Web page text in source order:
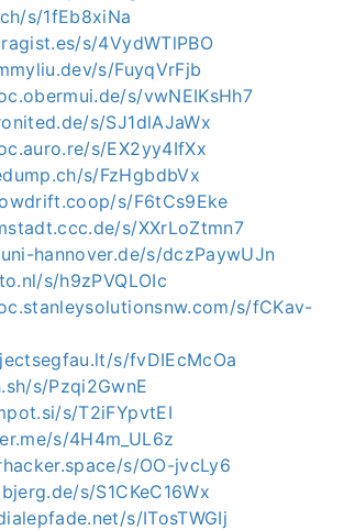
s/1fEb8xiNa
s/4VydWTlPBO
s/FuyqVrFjb
s/vwNEIKsHh7
s/SJ1dlAJaWx
s/EX2yy4IfXx
s/FzHgbdbVx
s/F6tCs9Eke
s/XXrLoZtmn7
hannover.de/s/dczPaywUJn
s/h9zPVQLOIc
s/fCKav-
s/fvDIEcMcOa
s/Pzqi2GwnE
s/T2iFYpvtEI
s/4H4m_UL6z
s/OO-jvcLy6
s/S1CKeC16Wx
s/ITosTWGIj